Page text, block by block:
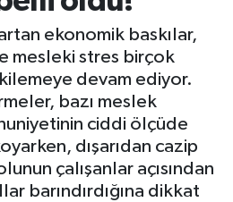
ekonomik baskılar,
mesleki stres birçok
devam ediyor.
bazı meslek
ciddi ölçüde
dışarıdan cazip
çalışanlar açısından
barındırdığına dikkat